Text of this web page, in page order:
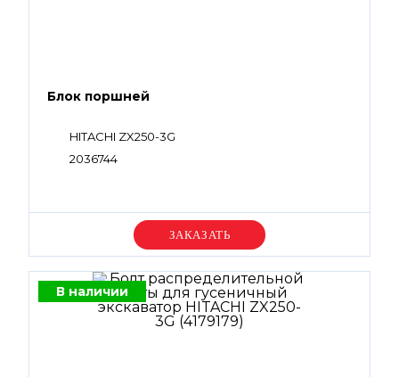
Блок поршней
HITACHI ZX250-3G
2036744
Уточняйте цену
В наличии